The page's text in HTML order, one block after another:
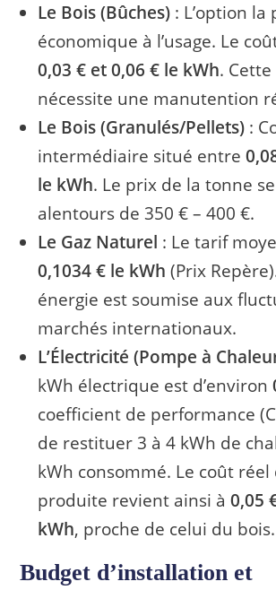
Le Bois (Bûches) : L’option la
économique à l’usage. Le
0,03 € et 0,06 € le kWh.
nécessite une manutention
Le Bois (Granulés/Pellets) :
intermédiaire situé entre
le kWh. Le prix de la tonne
alentours de 350 € – 400 €.
Le Gaz Naturel : Le tarif
0,1034 € le kWh (Prix
énergie est soumise aux
marchés internationaux.
L’Électricité (Pompe à
kWh électrique est d’environ
coefficient de performance
de restituer 3 à 4 kWh de
kWh consommé. Le coût
produite revient ainsi à0,05
kWh, proche de celui du bois.
Budget d’installation et